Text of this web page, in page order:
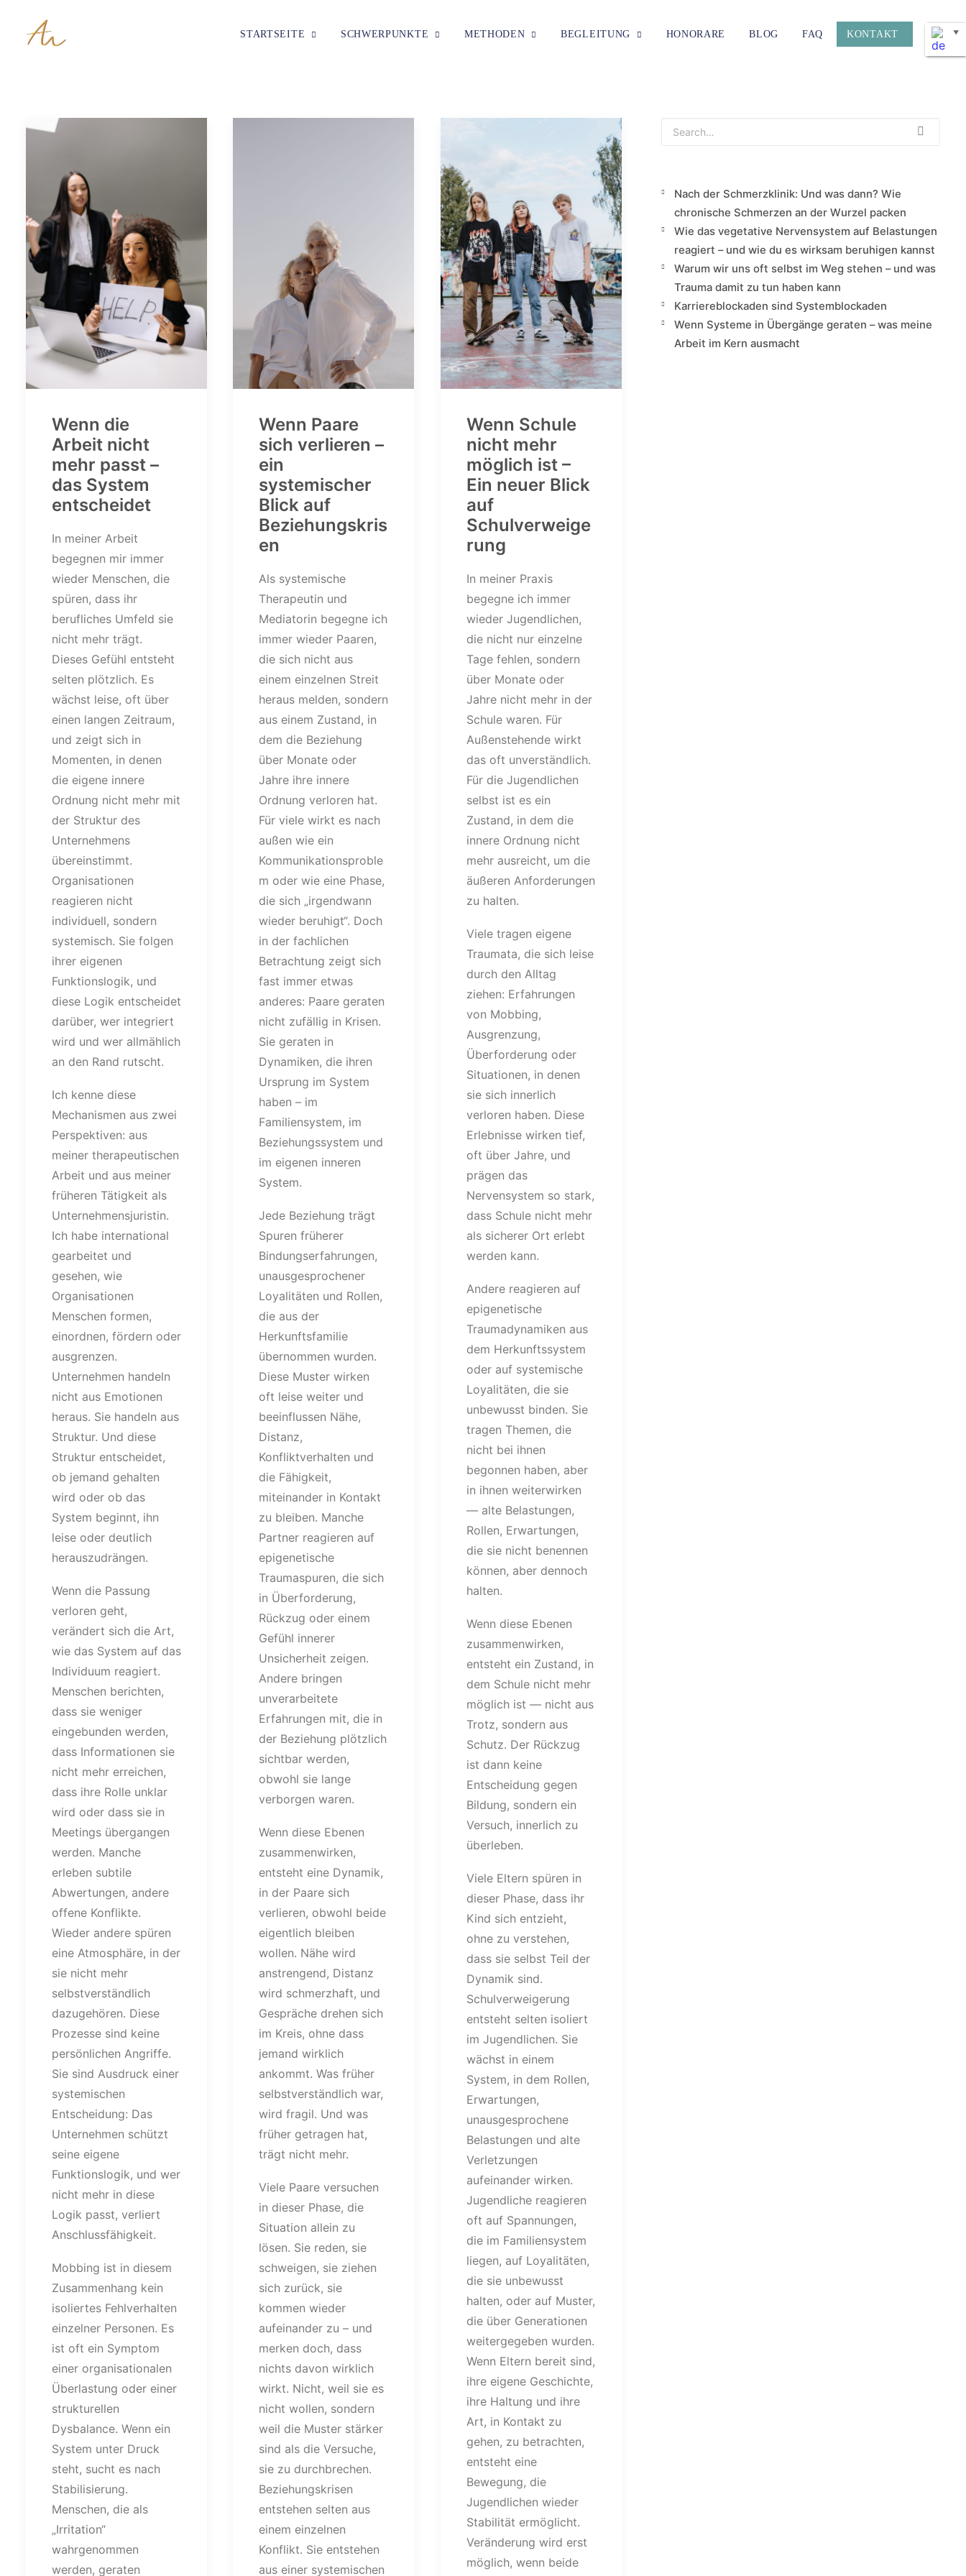
STARTSEITE SCHWERPUNKTE METHODEN BEGLEITUNG HONORARE BLOG FAQ KONTAKT
Wenn die
Arbeit nicht
mehr passt –
das System
entscheidet
In meiner Arbeit
begegnen mir immer
wieder Menschen, die
spüren, dass ihr
berufliches Umfeld sie
nicht mehr trägt.
Dieses Gefühl entsteht
selten plötzlich. Es
wächst leise, oft über
einen langen Zeitraum,
und zeigt sich in
Momenten, in denen
die eigene innere
Ordnung nicht mehr mit
der Struktur des
Unternehmens
übereinstimmt.
Organisationen
reagieren nicht
individuell, sondern
systemisch. Sie folgen
ihrer eigenen
Funktionslogik, und
diese Logik entscheidet
darüber, wer integriert
wird und wer allmählich
an den Rand rutscht.
Ich kenne diese
Mechanismen aus zwei
Perspektiven: aus
meiner therapeutischen
Arbeit und aus meiner
früheren Tätigkeit als
Unternehmensjuristin.
Ich habe international
gearbeitet und
gesehen, wie
Organisationen
Menschen formen,
einordnen, fördern oder
ausgrenzen.
Unternehmen handeln
nicht aus Emotionen
heraus. Sie handeln aus
Struktur. Und diese
Struktur entscheidet,
ob jemand gehalten
wird oder ob das
System beginnt, ihn
leise oder deutlich
herauszudrängen.
Wenn die Passung
verloren geht,
verändert sich die Art,
wie das System auf das
Individuum reagiert.
Menschen berichten,
dass sie weniger
eingebunden werden,
dass Informationen sie
nicht mehr erreichen,
dass ihre Rolle unklar
wird oder dass sie in
Meetings übergangen
werden. Manche
erleben subtile
Abwertungen, andere
offene Konflikte.
Wieder andere spüren
eine Atmosphäre, in der
sie nicht mehr
selbstverständlich
dazugehören. Diese
Prozesse sind keine
persönlichen Angriffe.
Sie sind Ausdruck einer
systemischen
Entscheidung: Das
Unternehmen schützt
seine eigene
Funktionslogik, und wer
nicht mehr in diese
Logik passt, verliert
Anschlussfähigkeit.
Mobbing ist in diesem
Zusammenhang kein
isoliertes Fehlverhalten
einzelner Personen. Es
ist oft ein Symptom
einer organisationalen
Überlastung oder einer
strukturellen
Dysbalance. Wenn ein
System unter Druck
steht, sucht es nach
Stabilisierung.
Menschen, die als
„Irritation“
wahrgenommen
werden, geraten
Wenn Paare
sich verlieren –
ein
systemischer
Blick auf
Beziehungskris
en
Als systemische
Therapeutin und
Mediatorin begegne ich
immer wieder Paaren,
die sich nicht aus
einem einzelnen Streit
heraus melden, sondern
aus einem Zustand, in
dem die Beziehung
über Monate oder
Jahre ihre innere
Ordnung verloren hat.
Für viele wirkt es nach
außen wie ein
Kommunikationsproble
m oder wie eine Phase,
die sich „irgendwann
wieder beruhigt“. Doch
in der fachlichen
Betrachtung zeigt sich
fast immer etwas
anderes: Paare geraten
nicht zufällig in Krisen.
Sie geraten in
Dynamiken, die ihren
Ursprung im System
haben – im
Familiensystem, im
Beziehungssystem und
im eigenen inneren
System.
Jede Beziehung trägt
Spuren früherer
Bindungserfahrungen,
unausgesprochener
Loyalitäten und Rollen,
die aus der
Herkunftsfamilie
übernommen wurden.
Diese Muster wirken
oft leise weiter und
beeinflussen Nähe,
Distanz,
Konfliktverhalten und
die Fähigkeit,
miteinander in Kontakt
zu bleiben. Manche
Partner reagieren auf
epigenetische
Traumaspuren, die sich
in Überforderung,
Rückzug oder einem
Gefühl innerer
Unsicherheit zeigen.
Andere bringen
unverarbeitete
Erfahrungen mit, die in
der Beziehung plötzlich
sichtbar werden,
obwohl sie lange
verborgen waren.
Wenn diese Ebenen
zusammenwirken,
entsteht eine Dynamik,
in der Paare sich
verlieren, obwohl beide
eigentlich bleiben
wollen. Nähe wird
anstrengend, Distanz
wird schmerzhaft, und
Gespräche drehen sich
im Kreis, ohne dass
jemand wirklich
ankommt. Was früher
selbstverständlich war,
wird fragil. Und was
früher getragen hat,
trägt nicht mehr.
Viele Paare versuchen
in dieser Phase, die
Situation allein zu
lösen. Sie reden, sie
schweigen, sie ziehen
sich zurück, sie
kommen wieder
aufeinander zu – und
merken doch, dass
nichts davon wirklich
wirkt. Nicht, weil sie es
nicht wollen, sondern
weil die Muster stärker
sind als die Versuche,
sie zu durchbrechen.
Beziehungskrisen
entstehen selten aus
einem einzelnen
Konflikt. Sie entstehen
aus einer systemischen
Wenn Schule
nicht mehr
möglich ist –
Ein neuer Blick
auf
Schulverweige
rung
In meiner Praxis
begegne ich immer
wieder Jugendlichen,
die nicht nur einzelne
Tage fehlen, sondern
über Monate oder
Jahre nicht mehr in der
Schule waren. Für
Außenstehende wirkt
das oft unverständlich.
Für die Jugendlichen
selbst ist es ein
Zustand, in dem die
innere Ordnung nicht
mehr ausreicht, um die
äußeren Anforderungen
zu halten.
Viele tragen eigene
Traumata, die sich leise
durch den Alltag
ziehen: Erfahrungen
von Mobbing,
Ausgrenzung,
Überforderung oder
Situationen, in denen
sie sich innerlich
verloren haben. Diese
Erlebnisse wirken tief,
oft über Jahre, und
prägen das
Nervensystem so stark,
dass Schule nicht mehr
als sicherer Ort erlebt
werden kann.
Andere reagieren auf
epigenetische
Traumadynamiken aus
dem Herkunftssystem
oder auf systemische
Loyalitäten, die sie
unbewusst binden. Sie
tragen Themen, die
nicht bei ihnen
begonnen haben, aber
in ihnen weiterwirken
— alte Belastungen,
Rollen, Erwartungen,
die sie nicht benennen
können, aber dennoch
halten.
Wenn diese Ebenen
zusammenwirken,
entsteht ein Zustand, in
dem Schule nicht mehr
möglich ist — nicht aus
Trotz, sondern aus
Schutz. Der Rückzug
ist dann keine
Entscheidung gegen
Bildung, sondern ein
Versuch, innerlich zu
überleben.
Viele Eltern spüren in
dieser Phase, dass ihr
Kind sich entzieht,
ohne zu verstehen,
dass sie selbst Teil der
Dynamik sind.
Schulverweigerung
entsteht selten isoliert
im Jugendlichen. Sie
wächst in einem
System, in dem Rollen,
Erwartungen,
unausgesprochene
Belastungen und alte
Verletzungen
aufeinander wirken.
Jugendliche reagieren
oft auf Spannungen,
die im Familiensystem
liegen, auf Loyalitäten,
die sie unbewusst
halten, oder auf Muster,
die über Generationen
weitergegeben wurden.
Wenn Eltern bereit sind,
ihre eigene Geschichte,
ihre Haltung und ihre
Art, in Kontakt zu
gehen, zu betrachten,
entsteht eine
Bewegung, die
Jugendlichen wieder
Stabilität ermöglicht.
Veränderung wird erst
möglich, wenn beide
Nach der Schmerzklinik: Und was dann? Wie
chronische Schmerzen an der Wurzel packen
Wie das vegetative Nervensystem auf Belastungen
reagiert – und wie du es wirksam beruhigen kannst
Warum wir uns oft selbst im Weg stehen – und was
Trauma damit zu tun haben kann
Karriereblockaden sind Systemblockaden
Wenn Systeme in Übergänge geraten – was meine
Arbeit im Kern ausmacht
▼